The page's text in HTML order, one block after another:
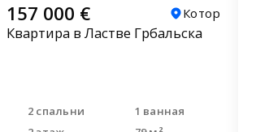
157 000 € Котор
Квартира в Ластве Грбальска
2 спальни
1 ванная